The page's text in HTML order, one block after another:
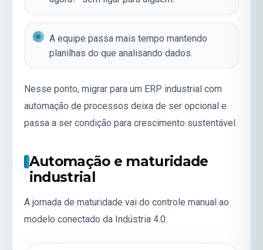
A equipe passa mais tempo mantendo
planilhas do que analisando dados.
Nesse ponto, migrar para um ERP industrial com
automação de processos deixa de ser opcional e
passa a ser condição para crescimento sustentável.
Automação e maturidade
industrial
A jornada de maturidade vai do controle manual ao
modelo conectado da Indústria 4.0: